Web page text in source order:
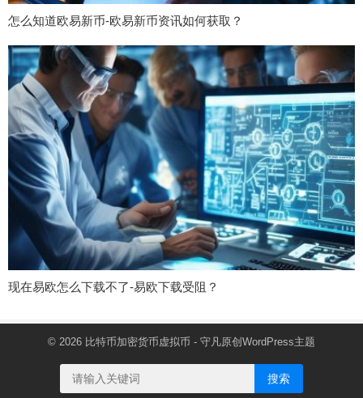
怎么知道欧易新币-欧易新币资讯如何获取？
现在易欧怎么下载不了-易欧下载受阻？
© 2026 比特币加密货币虚拟币 - 守凡原创 WordPress主题
搜索